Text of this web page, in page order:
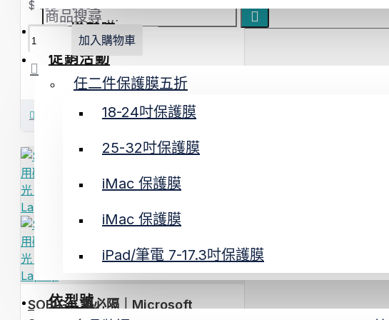
AR增豔膜
促銷活動
任二件保護膜五折
18-24吋保護膜
25-32吋保護膜
iMac 保護膜
iMac 保護膜
iPad/筆電 7-17.3吋保護膜
依型號
$480 - $880
加入購物車
SOBiGO 鎖必隔｜Microsoft